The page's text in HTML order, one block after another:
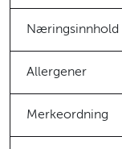
Næringsinnhold
Allergener
Merkeordning